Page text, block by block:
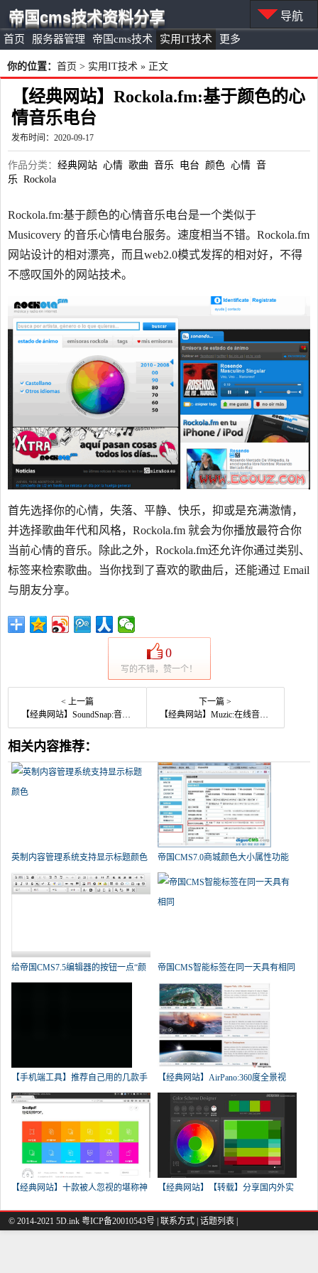
首页 服务器管理 帝国cms技术 实用IT技术 更多
帝国cms技术资料分享 导航
你的位置： 首页 > 实用IT技术 » 正文
【经典网站】Rockola.fm:基于颜色的心
情音乐电台
发布时间：2020-09-17
作品分类： 经典网站 心情 歌曲 音乐 电台 颜色 心情 音
乐 Rockola
Rockola.fm:基于颜色的心情音乐电台是一个类似于
Musicovery 的音乐心情电台服务。速度相当不错。Rockola.fm
网站设计的相对漂亮，而且web2.0模式发挥的相对好，不得
不感叹国外的网站技术。
首先选择你的心情，失落、平静、快乐，抑或是充满激情，
并选择歌曲年代和风格，Rockola.fm 就会为你播放最符合你
当前心情的音乐。除此之外，Rockola.fm还允许你通过类别、
标签来检索歌曲。当你找到了喜欢的歌曲后，还能通过 Email
与朋友分享。
0
写的不错，赞一个！
< 上一篇
【经典网站】SoundSnap:音效大全下载网
下一篇 >
【经典网站】Muzic:在线音乐分享社区
相关内容推荐：
英制内容管理系统支持显示标题颜色
帝国CMS7.0商城颜色大小属性功能
设
给帝国CMS7.5编辑器的按钮一点“颜 帝国CMS智能标签在同一天具有相同
【手机端工具】推荐自己用的几款手 【经典网站】AirPano:360度全景视
【经典网站】十款被人忽视的堪称神 【经典网站】【转载】分享国内外实
© 2014-2021 5D.ink 粤ICP备20010543号 | 联系方式 | 话题列表 |